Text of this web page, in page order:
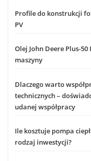
Profile do konstrukcji
PV
Olej John Deere Plus-
maszyny
Dlaczego warto
technicznych –
udanej współpracy
Ile kosztuje pompa
rodzaj inwestycji?